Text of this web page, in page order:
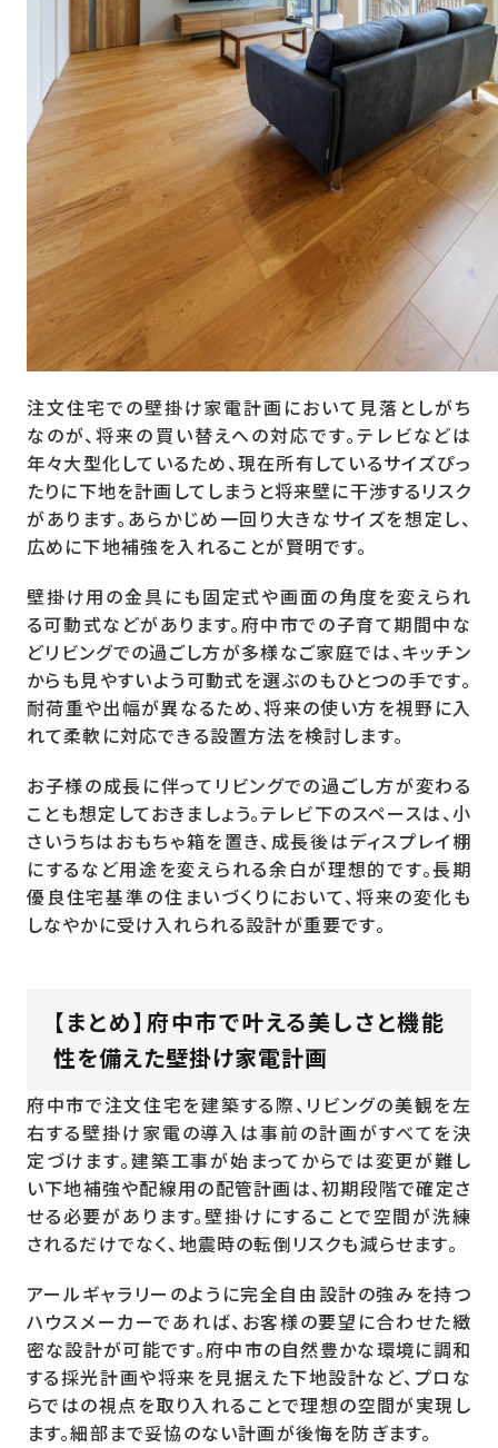
注文住宅での壁掛け家電計画において見落としがち
なのが、将来の買い替えへの対応です。テレビなどは
年々大型化しているため、現在所有しているサイズぴっ
たりに下地を計画してしまうと将来壁に干渉するリスク
があります。あらかじめ一回り大きなサイズを想定し、
広めに下地補強を入れることが賢明です。
壁掛け用の金具にも固定式や画面の角度を変えられ
る可動式などがあります。府中市での子育て期間中な
どリビングでの過ごし方が多様なご家庭では、キッチン
からも見やすいよう可動式を選ぶのもひとつの手です。
耐荷重や出幅が異なるため、将来の使い方を視野に入
れて柔軟に対応できる設置方法を検討します。
お子様の成長に伴ってリビングでの過ごし方が変わる
ことも想定しておきましょう。テレビ下のスペースは、小
さいうちはおもちゃ箱を置き、成長後はディスプレイ棚
にするなど用途を変えられる余白が理想的です。長期
優良住宅基準の住まいづくりにおいて、将来の変化も
しなやかに受け入れられる設計が重要です。
【まとめ】府中市で叶える美しさと機能
性を備えた壁掛け家電計画
府中市で注文住宅を建築する際、リビングの美観を左
右する壁掛け家電の導入は事前の計画がすべてを決
定づけます。建築工事が始まってからでは変更が難し
い下地補強や配線用の配管計画は、初期段階で確定さ
せる必要があります。壁掛けにすることで空間が洗練
されるだけでなく、地震時の転倒リスクも減らせます。
アールギャラリーのように完全自由設計の強みを持つ
ハウスメーカーであれば、お客様の要望に合わせた緻
密な設計が可能です。府中市の自然豊かな環境に調和
する採光計画や将来を見据えた下地設計など、プロな
らではの視点を取り入れることで理想の空間が実現し
ます。細部まで妥協のない計画が後悔を防ぎます。